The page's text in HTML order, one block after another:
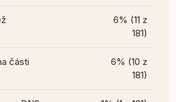
6% (11 z
181)
části
6% (10 z
181)